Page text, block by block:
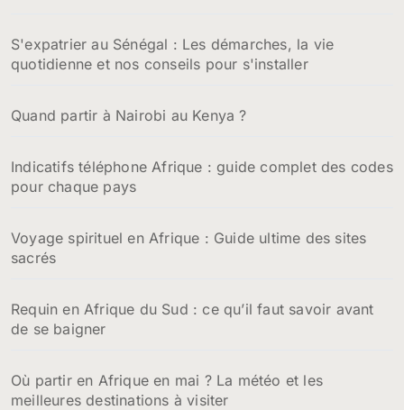
S'expatrier au Sénégal : Les démarches, la vie
quotidienne et nos conseils pour s'installer
Quand partir à Nairobi au Kenya ?
Indicatifs téléphone Afrique : guide complet des codes
pour chaque pays
Voyage spirituel en Afrique : Guide ultime des sites
sacrés
Requin en Afrique du Sud : ce qu’il faut savoir avant
de se baigner
Où partir en Afrique en mai ? La météo et les
meilleures destinations à visiter